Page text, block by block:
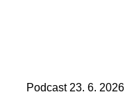
Podcast 23. 6. 2026